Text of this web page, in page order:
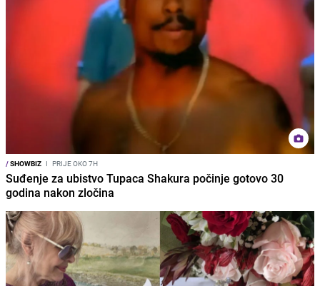
/SHOWBIZ I PRIJE OKO 7H
Suđenje za ubistvo Tupaca Shakura počinje gotovo 30
godina nakon zločina